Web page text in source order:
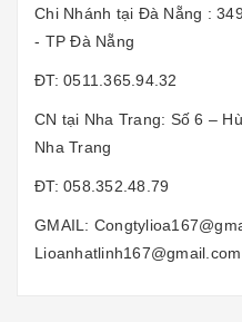
Chi Nhánh tại Đà Nẵng :
- TP Đà Nẵng
ĐT: 0511.365.94.32
CN tại Nha Trang: Số 6 –
Nha Trang
ĐT: 058.352.48.79
GMAIL:
Lioanhatlinh167@gmail.com